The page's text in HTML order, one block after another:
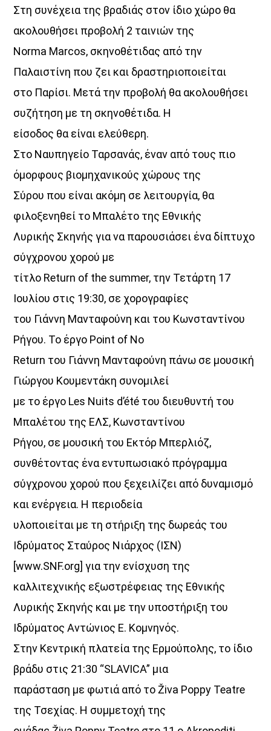
Στη συνέχεια της βραδιάς στον ίδιο χώρο θα
ακολουθήσει προβολή 2 ταινιών της
Norma Marcos, σκηνοθέτιδας από την
Παλαιστίνη που ζει και δραστηριοποιείται
στο Παρίσι. Μετά την προβολή θα ακολουθήσει
συζήτηση με τη σκηνοθέτιδα. Η
είσοδος θα είναι ελεύθερη.
Στο Ναυπηγείο Ταρσανάς, έναν από τους πιο
όμορφους βιομηχανικούς χώρους της
Σύρου που είναι ακόμη σε λειτουργία, θα
φιλοξενηθεί το Μπαλέτο της Εθνικής
Λυρικής Σκηνής για να παρουσιάσει ένα δίπτυχο
σύγχρονου χορού με
τίτλο Return of the summer, την Τετάρτη 17
Ιουλίου στις 19:30, σε χορογραφίες
του Γιάννη Μανταφούνη και του Κωνσταντίνου
Ρήγου. Το έργο Point of No
Return του Γιάννη Μανταφούνη πάνω σε μουσική
Γιώργου Κουμεντάκη συνομιλεί
με το έργο Les Nuits d’été του διευθυντή του
Μπαλέτου της ΕΛΣ, Κωνσταντίνου
Ρήγου, σε μουσική του Εκτόρ Μπερλιόζ,
συνθέτοντας ένα εντυπωσιακό πρόγραμμα
σύγχρονου χορού που ξεχειλίζει από δυναμισμό
και ενέργεια. Η περιοδεία
υλοποιείται με τη στήριξη της δωρεάς του
Ιδρύματος Σταύρος Νιάρχος (ΙΣΝ)
[www.SNF.org] για την ενίσχυση της
καλλιτεχνικής εξωστρέφειας της Εθνικής
Λυρικής Σκηνής και με την υποστήριξη του
Ιδρύματος Αντώνιος Ε. Κομνηνός.
Στην Κεντρική πλατεία της Ερμούπολης, το ίδιο
βράδυ στις 21:30 “SLAVICA” μια
παράσταση με φωτιά από το Živa Poppy Teatre
της Τσεχίας. Η συμμετοχή της